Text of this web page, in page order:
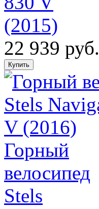
(2015)
22 939 руб.
Горный
велосипед
Stels